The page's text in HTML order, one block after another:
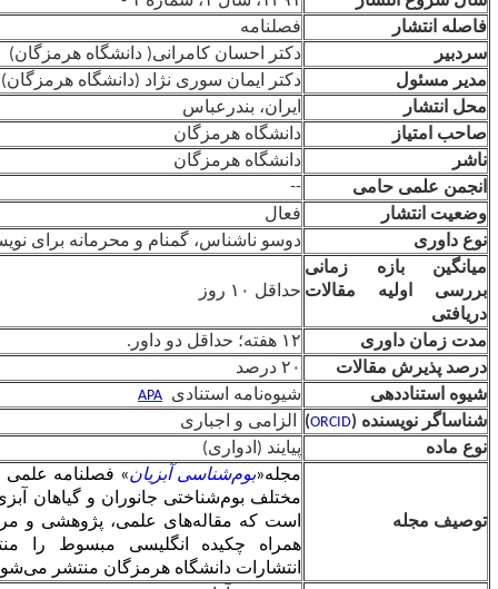
فصلنامه
دکتر احسان کامرانی( دانشگاه هرمزگان)
دکتر ایمان سوری نژاد (دانشگاه هرمزگان)
ایران، بندرعباس
دانشگاه هرمزگان
دانشگاه هرمزگان
--
فعال
دوسو ناشناس، گمنام و محرمانه برای نویسنده و داور
حداقل ۱۰ روز
۱۲ هفته؛ حداقل دو داور.
۲۰ درصد
شیوه‌نامه استنادی
)الزامی و اجباری
پیایند (ادواری)
» فصلنامه علمی و پژوهشی در زمینه‌های
مختلف بوم‌شناختی جانوران و گیاهان آبزی، آب‌های شور و شیرین
است که مقاله‌های علمی، پژوهشی و مروری به زبان فارسی به
همراه چکیده انگلیسی مبسوط را منتشر می‌کند؛ و توسط
انتشارات دانشگاه هرمزگان منتشر می‌شود.